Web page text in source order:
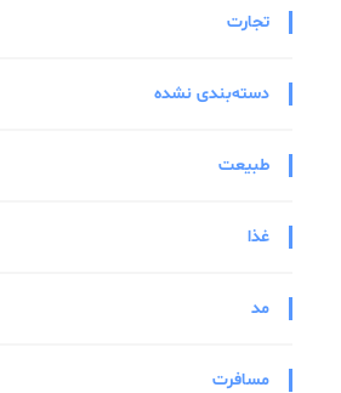
تجارت
دسته‌بندی نشده
طبیعت
غذا
مد
مسافرت